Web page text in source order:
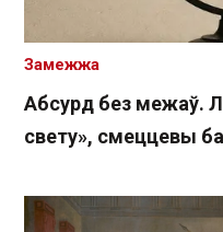
Абсурд без межаў.
свету», смеццевы
Замежжа